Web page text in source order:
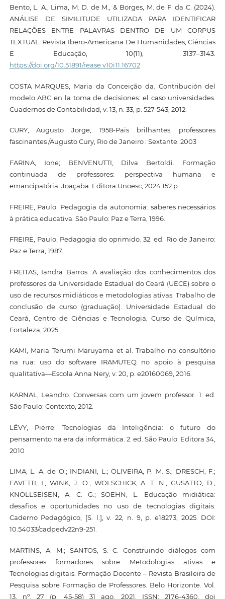
Bento, L. A., Lima, M. D. de M., & Borges, M. de F. da C. (2024).
ANÁLISE DE SIMILITUDE UTILIZADA PARA IDENTIFICAR
RELAÇÕES ENTRE PALAVRAS DENTRO DE UM CORPUS
TEXTUAL. Revista Ibero-Americana De Humanidades, Ciências
E Educação, 10(11), 3137–3143.
https://doi.org/10.51891/rease.v10i11.16702
COSTA MARQUES, Maria da Conceição da. Contribución del
modelo ABC en la toma de decisiones: el caso universidades.
Cuadernos de Contabilidad, v. 13, n. 33, p. 527-543, 2012.
CURY, Augusto Jorge, 1958-Pais brilhantes, professores
fascinantes /Augusto Cury, Rio de Janeiro : Sextante. 2003
FARINA, Ione; BENVENUTTI, Dilva Bertoldi. Formação
continuada de professores: perspectiva humana e
emancipatória. Joaçaba: Editora Unoesc, 2024.152 p.
FREIRE, Paulo. Pedagogia da autonomia: saberes necessários
à prática educativa. São Paulo: Paz e Terra, 1996.
FREIRE, Paulo. Pedagogia do oprimido. 32. ed. Rio de Janeiro:
Paz e Terra, 1987.
FREITAS, Iandra Barros. A avaliação dos conhecimentos dos
professores da Universidade Estadual do Ceará (UECE) sobre o
uso de recursos midiáticos e metodologias ativas. Trabalho de
conclusão de curso (graduação). Universidade Estadual do
Ceará, Centro de Ciências e Tecnologia, Curso de Química,
Fortaleza, 2025.
KAMI, Maria Terumi Maruyama et al. Trabalho no consultório
na rua: uso do software IRAMUTEQ no apoio à pesquisa
qualitativa—Escola Anna Nery, v. 20, p. e20160069, 2016.
KARNAL, Leandro. Conversas com um jovem professor. 1. ed.
São Paulo: Contexto, 2012.
LÉVY, Pierre. Tecnologias da Inteligência: o futuro do
pensamento na era da informática. 2. ed. São Paulo: Editora 34,
2010
LIMA, L. A. de O.; INDIANI, L.; OLIVEIRA, P. M. S.; DRESCH, F.;
FAVETTI, I.; WINK, J. O.; WOLSCHICK, A. T. N.; GUSATTO, D.;
KNOLLSEISEN, A. C. G.; SOEHN, L. Educação midiática:
desafios e oportunidades no uso de tecnologias digitais.
Caderno Pedagógico, [S. l.], v. 22, n. 9, p. e18273, 2025. DOI:
10.54033/cadpedv22n9-251.
MARTINS, A. M.; SANTOS, S. C. Construindo diálogos com
professores formadores sobre Metodologias ativas e
Tecnologias digitais. Formação Docente – Revista Brasileira de
Pesquisa sobre Formação de Professores. Belo Horizonte. Vol.
13, nº. 27 (p. 45-58) 31 ago. 2021. ISSN: 2176-4360. doi